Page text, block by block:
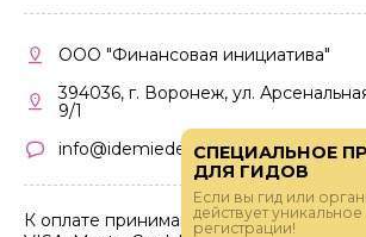
Кабинет партнера
Правила участия
ООО "Финансовая инициатива"
394036, г. Воронеж, ул.
9/1
info@idemiedem.ru
К оплате принимаются карты
СПЕЦИАЛЬНОЕ
ДЛЯ ГИДОВ
Если вы гид или
действует
регистрации!